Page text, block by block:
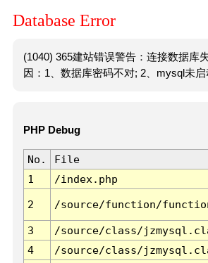
Database Error
(1040) 365建站错误警告：连接数据库
因：1、数据库密码不对; 2、mysql未启
PHP Debug
No. File
1
/index.php
2 /source/function/
3 /source/class/
4
/source/class/